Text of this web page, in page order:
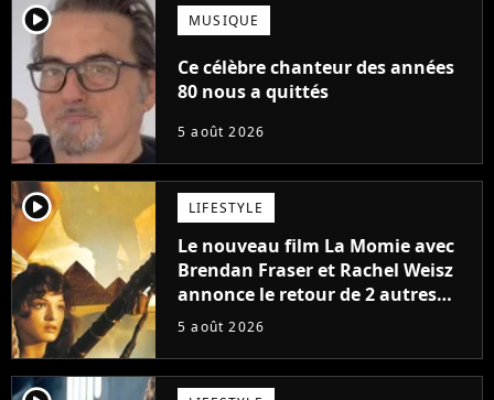
player2 MUSIQUE
Ce célèbre chanteur des années
80 nous a quittés
5 août 2026
player2 LIFESTYLE
Le nouveau film La Momie avec
Brendan Fraser et Rachel Weisz
annonce le retour de 2 autres
personnages emblématiques de
5 août 2026